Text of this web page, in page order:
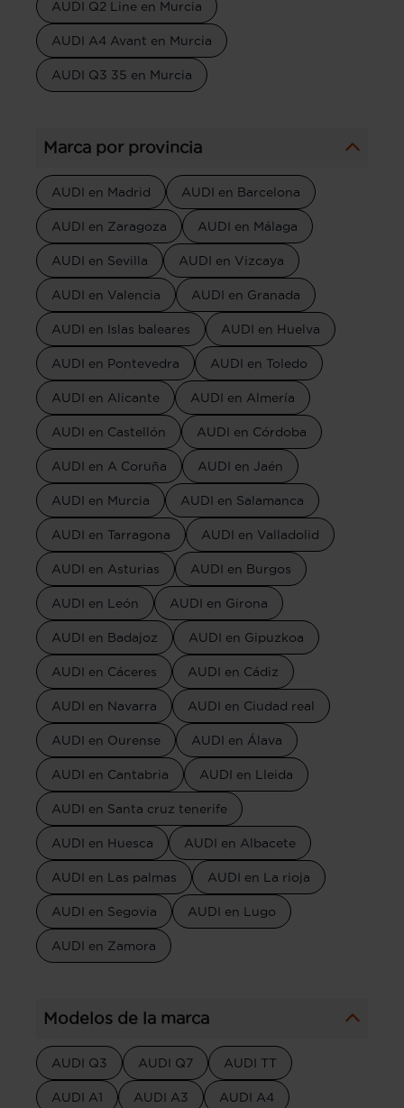
AUDI Q2 Line en Murcia
AUDI A4 Avant en Murcia
AUDI Q3 35 en Murcia
Marca por provincia
AUDI en Madrid AUDI en Barcelona
AUDI en Zaragoza AUDI en Málaga
AUDI en Sevilla AUDI en Vizcaya
AUDI en Valencia AUDI en Granada
AUDI en Islas baleares AUDI en Huelva
AUDI en Pontevedra AUDI en Toledo
AUDI en Alicante AUDI en Almería
AUDI en Castellón AUDI en Córdoba
AUDI en A Coruña AUDI en Jaén
AUDI en Murcia AUDI en Salamanca
AUDI en Tarragona AUDI en Valladolid
AUDI en Asturias AUDI en Burgos
AUDI en León AUDI en Girona
AUDI en Badajoz AUDI en Gipuzkoa
AUDI en Cáceres AUDI en Cádiz
AUDI en Navarra AUDI en Ciudad real
AUDI en Ourense AUDI en Álava
AUDI en Cantabria AUDI en Lleida
AUDI en Santa cruz tenerife
AUDI en Huesca AUDI en Albacete
AUDI en Las palmas AUDI en La rioja
AUDI en Segovia AUDI en Lugo
AUDI en Zamora
Modelos de la marca
AUDI Q3 AUDI Q7 AUDI TT
AUDI A1 AUDI A3 AUDI A4